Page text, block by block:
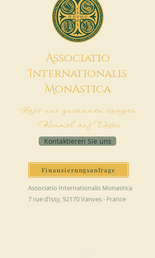
Associatio
Internationalis
MonAstica
Lass uns zusammen bringen
Himmel auf Erden
Kontaktieren Sie uns
Finanzierungsanfrage
Associatio Internationalis Monastica
7 rue d’Issy, 92170 Vanves - France